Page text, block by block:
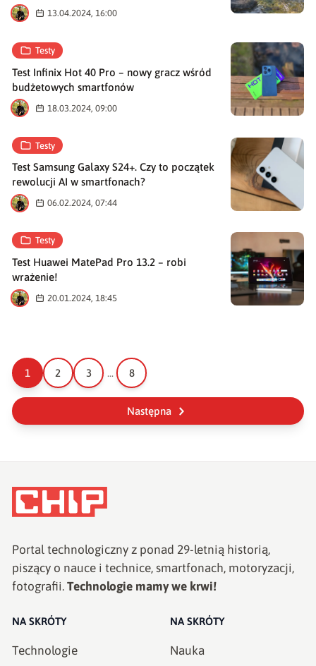
M
13.04.2024, 16:00
Testy
Test Infinix Hot 40 Pro – nowy gracz wśród
budżetowych smartfonów
M
18.03.2024, 09:00
Testy
Test Samsung Galaxy S24+. Czy to początek
rewolucji AI w smartfonach?
M
06.02.2024, 07:44
Testy
Test Huawei MatePad Pro 13.2 – robi
wrażenie!
M
20.01.2024, 18:45
1 2 3 ... 8
Następna
Portal technologiczny z ponad 29-letnią historią,
piszący o nauce i technice, smartfonach, motoryzacji,
fotografii. Technologie mamy we krwi!
NA SKRÓTY
Technologie
NA SKRÓTY
Nauka